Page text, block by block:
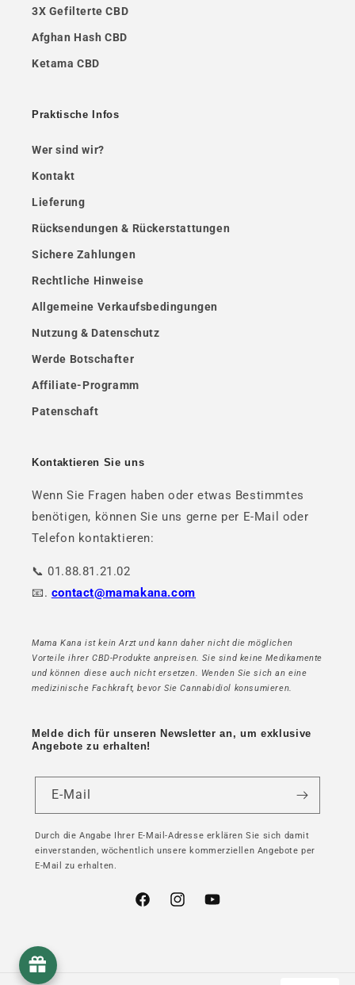
3X Gefilterte CBD
Afghan Hash CBD
Ketama CBD
Praktische Infos
Wer sind wir?
Kontakt
Lieferung
Rücksendungen & Rückerstattungen
Sichere Zahlungen
Rechtliche Hinweise
Allgemeine Verkaufsbedingungen
Nutzung & Datenschutz
Werde Botschafter
Affiliate-Programm
Patenschaft
Kontaktieren Sie uns
Wenn Sie Fragen haben oder etwas Bestimmtes
benötigen, können Sie uns gerne per E-Mail oder
Telefon kontaktieren:
📞 01.88.81.21.02
📧. contact@mamakana.com
Mama Kana ist kein Arzt und kann daher nicht die möglichen
Vorteile ihrer CBD-Produkte anpreisen. Sie sind keine Medikamente
und können diese auch nicht ersetzen. Wenden Sie sich an eine
medizinische Fachkraft, bevor Sie Cannabidiol konsumieren.
Melde dich für unseren Newsletter an, um exklusive
Angebote zu erhalten!
E-Mail
Durch die Angabe Ihrer E-Mail-Adresse erklären Sie sich damit
einverstanden, wöchentlich unsere kommerziellen Angebote per
E-Mail zu erhalten.
FacebookInstagramYouTube